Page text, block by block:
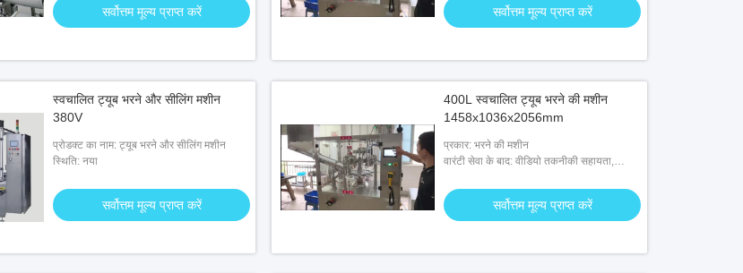
सर्वोत्तम मूल्य प्राप्त करें सर्वोत्तम मूल्य प्राप्त करें
स्वचालित ट्यूब भरने और सीलिंग मशीन
380V
प्रोडक्ट का नाम: ट्यूब भरने और सीलिंग मशीन
स्थिति: नया
सर्वोत्तम मूल्य प्राप्त करें
400L स्वचालित ट्यूब भरने की मशीन
1458x1036x2056mm
प्रकार: भरने की मशीन
वारंटी सेवा के बाद: वीडियो तकनीकी सहायता,
मरम्मत सेवा
सर्वोत्तम मूल्य प्राप्त करें